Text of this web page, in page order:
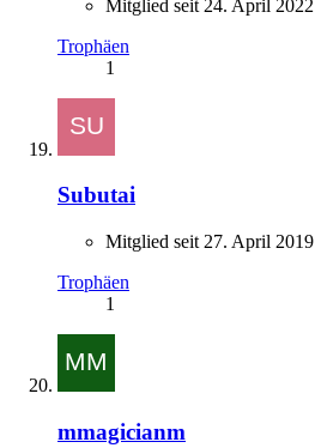
Mitglied seit 24. April 2022
Trophäen
1
Subutai
Mitglied seit 27. April 2019
Trophäen
1
mmagicianm